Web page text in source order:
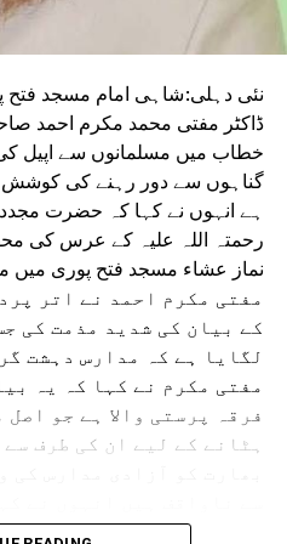
نئی دہلی:شاہی امام مسجد فتح
ڈاکٹر مفتی محمد مکرم احمد
خطاب میں مسلمانوں سے اپیل کی
گناہوں سے دور رہنے کی کوشش
ہے انہوں نے کہا کہ حضرت
نماز عشاء مسجد فتح پوری میں
مفتی مکرم احمد نے اتر
کے بیان کی شدید مذمت کی
لگایا ہے کہ مدارس دہشت
مفتی مکرم نے کہا کہ یہ
فرقہ پرستی والا ہے جو
ہٹانے کے لیے ان کی طرف
مدرسہ میں دہشت گردی کا